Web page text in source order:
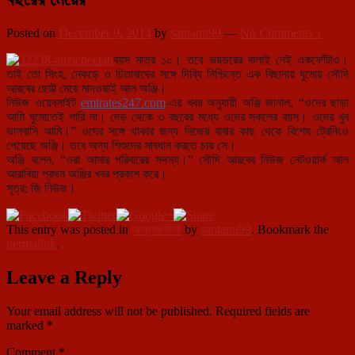
Posted on December 9, 2014 by santanu99 — No Comments ↓
বয়স মাত্র ১০। তবে ভয়ডরের বালাই নেই একফোঁটাও।
তাই তো সিংহ, নেকড়ে ও চিতাবাঘের সঙ্গে দিব্যি নিশ্চিন্তে এক বিছানায় ঘুমোয় সৌদি
আরবের ছোট্ট মেয়ে মাদওয়াই আল অঞ্জি।
নিউজ ওয়েবসাইট emirates247.com-এর খবর অনুযায়ী অঞ্জি জানাল, “ওদের ছাড়া
আমি ঘুমোতেই পারি না। দেড় থেকে ৩ বছরের মধ্যে ওদের সকলের বয়স। ওদের খুব
ভালবাসি আমি।” ওদের সঙ্গে থাকার জন্য নিজের বাবার কাছ থেকে বিশেষ ট্রেনিংও
পেয়েছে অঞ্জি। তবে অন্য শিশুদের সাবধান করতে চায় সে।
অঞ্জি বলেন, “ওরা আমার পরিবারের সদস্য।” সৌদি আরবের নিউজ নেটওয়ার্ক আল
আরাবিয়া প্রথম অঞ্জির খবর প্রকাশ করে।
সূত্র: জি নিউজ।
This entry was posted in আন্তর্জাতিক by santanu99. Bookmark the
permalink.
Leave a Reply
Your email address will not be published. Required fields are
marked *
Comment *